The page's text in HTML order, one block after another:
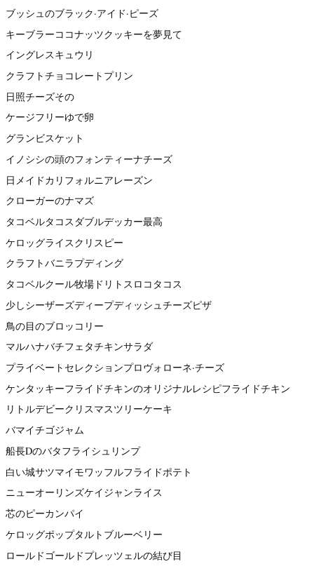
ブッシュのブラック·アイド·ピーズ
キーブラーココナッツクッキーを夢見て
イングレスキュウリ
クラフトチョコレートプリン
日照チーズその
ケージフリーゆで卵
グランビスケット
イノシシの頭のフォンティーナチーズ
日メイドカリフォルニアレーズン
クローガーのナマズ
タコベルタコスダブルデッカー最高
ケロッグライスクリスピー
クラフトバニラプディング
タコベルクール牧場ドリトスロコタコス
少しシーザーズディープディッシュチーズピザ
鳥の目のブロッコリー
マルハナバチフェタチキンサラダ
プライベートセレクションプロヴォローネ·チーズ
ケンタッキーフライドチキンのオリジナルレシピフライドチキン
リトルデビークリスマスツリーケーキ
バマイチゴジャム
船長Dのバタフライシュリンプ
白い城サツマイモワッフルフライドポテト
ニューオーリンズケイジャンライス
芯のピーカンパイ
ケロッグポップタルトブルーベリー
ロールドゴールドプレッツェルの結び目